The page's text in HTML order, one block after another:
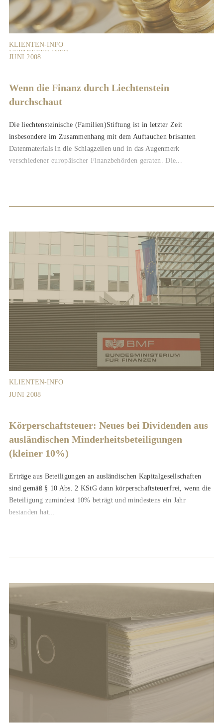
KLIENTEN-INFO
VERMIETER-INFO
LANDWIRTE-INFO
JUNI 2008
Wenn die Finanz durch Liechtenstein
durchschaut
Die liechtensteinische (Familien)Stiftung ist in letzter Zeit
insbesondere im Zusammenhang mit dem Auftauchen brisanten
Datenmaterials in die Schlagzeilen und in das Augenmerk
verschiedener europäischer Finanzbehörden geraten. Die...
KLIENTEN-INFO
JUNI 2008
Körperschaftsteuer: Neues bei Dividenden aus
ausländischen Minderheitsbeteiligungen
(kleiner 10%)
Erträge aus Beteiligungen an ausländischen Kapitalgesellschaften
sind gemäß § 10 Abs. 2 KStG dann körperschaftsteuerfrei, wenn die
Beteiligung zumindest 10% beträgt und mindestens ein Jahr
bestanden hat...